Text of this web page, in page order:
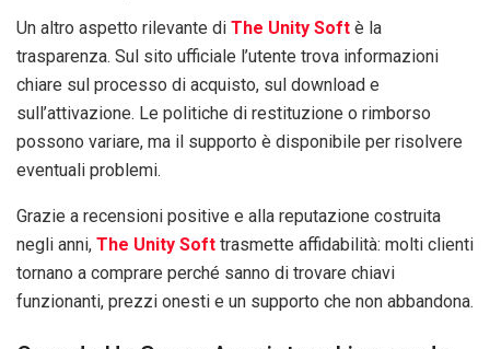
Un altro aspetto rilevante di The Unity Soft è la
trasparenza. Sul sito ufficiale l’utente trova informazioni
chiare sul processo di acquisto, sul download e
sull’attivazione. Le politiche di restituzione o rimborso
possono variare, ma il supporto è disponibile per risolvere
eventuali problemi.
Grazie a recensioni positive e alla reputazione costruita
negli anni, The Unity Soft trasmette affidabilità: molti clienti
tornano a comprare perché sanno di trovare chiavi
funzionanti, prezzi onesti e un supporto che non abbandona.